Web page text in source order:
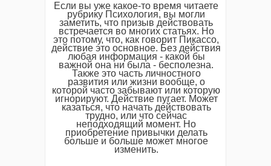
Если вы уже какое-то время читаете
рубрику Психология, вы могли
заметить, что призыв действовать
встречается во многих статьях. Но
это потому, что, как говорит Пикассо,
действие это основное. Без действия
любая информация - какой бы
важной она ни была - бесполезна.
Также это часть личностного
развития или жизни вообще, о
которой часто забывают или которую
игнорируют. Действие пугает. Может
казаться, что начать действовать
трудно, или что сейчас
неподходящий момент. Но
приобретение привычки делать
больше и больше может многое
изменить.